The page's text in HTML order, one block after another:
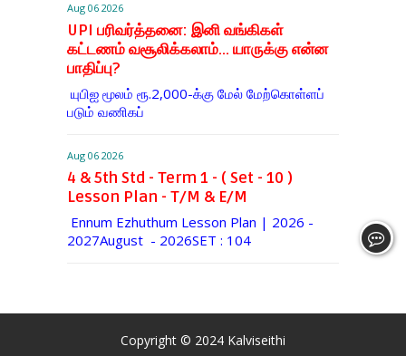
Aug 06 2026
UPI பரிவர்த்தனை: இனி வங்கிகள்
கட்டணம் வசூலிக்கலாம்... யாருக்கு என்ன
பாதிப்பு?
யுபிஐ மூலம் ரூ.2,000-க்கு மேல் மேற்​கொள்​ளப்​
படும் வணி​கப்
Aug 06 2026
4 & 5th Std - Term 1 - ( Set - 10 )
Lesson Plan - T/M & E/M
Ennum Ezhuthum Lesson Plan | 2026 -
2027August - 2026SET : 104
Copyright © 2024 Kalviseithi